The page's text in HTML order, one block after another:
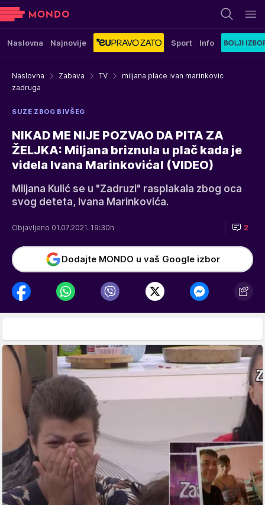
Naslovna Najnovije Sport Info
Naslovna Zabava TV
miljana place ivan marinkovic
zadruga
SUZE ZBOG BIVŠEG
NIKAD ME NIJE POZVAO DA PITA ZA
ŽELJKA: Miljana briznula u plač kada je
videla Ivana Marinkovića! (VIDEO)
Miljana Kulić se u "Zadruzi" rasplakala zbog oca
svog deteta, Ivana Marinkovića.
Objavljeno 01.07.2021. 19:30h 2
Dodajte MONDO u vaš Google izbor